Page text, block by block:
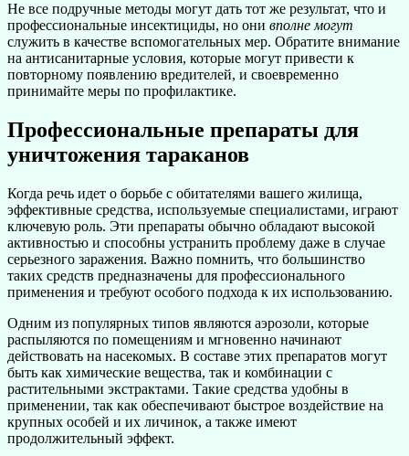
Не все подручные методы могут дать тот же результат, что и
профессиональные инсектициды, но они вполне могут
служить в качестве вспомогательных мер. Обратите внимание
на антисанитарные условия, которые могут привести к
повторному появлению вредителей, и своевременно
принимайте меры по профилактике.
Профессиональные препараты для
уничтожения тараканов
Когда речь идет о борьбе с обитателями вашего жилища,
эффективные средства, используемые специалистами, играют
ключевую роль. Эти препараты обычно обладают высокой
активностью и способны устранить проблему даже в случае
серьезного заражения. Важно помнить, что большинство
таких средств предназначены для профессионального
применения и требуют особого подхода к их использованию.
Одним из популярных типов являются аэрозоли, которые
распыляются по помещениям и мгновенно начинают
действовать на насекомых. В составе этих препаратов могут
быть как химические вещества, так и комбинации с
растительными экстрактами. Такие средства удобны в
применении, так как обеспечивают быстрое воздействие на
крупных особей и их личинок, а также имеют
продолжительный эффект.